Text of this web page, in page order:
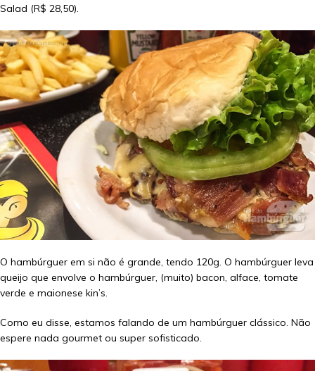
Salad (R$ 28,50).
O hambúrguer em si não é grande, tendo 120g. O hambúrguer leva
queijo que envolve o hambúrguer, (muito) bacon, alface, tomate
verde e maionese kin’s.
Como eu disse, estamos falando de um hambúrguer clássico. Não
espere nada gourmet ou super sofisticado.